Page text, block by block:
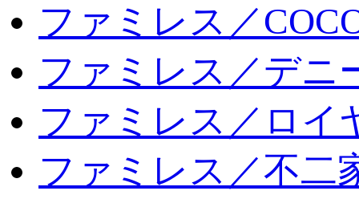
ファミレス／
ファミレス／デニ
ファミレス／ロイ
ファミレス／不二